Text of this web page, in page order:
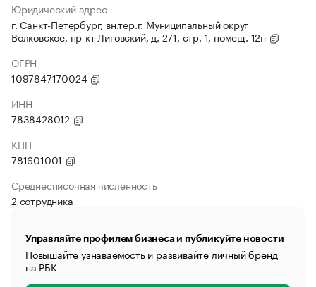
Юридический адрес
г. Санкт-Петербург, вн.тер.г. Муниципальный округ
Волковское, пр-кт Лиговский, д. 271, стр. 1, помещ. 12н
ОГРН
1097847170024
ИНН
7838428012
КПП
781601001
Среднесписочная численность
2 сотрудника
Управляйте профилем бизнеса и публикуйте новости
Повышайте узнаваемость и развивайте личный бренд
на РБК